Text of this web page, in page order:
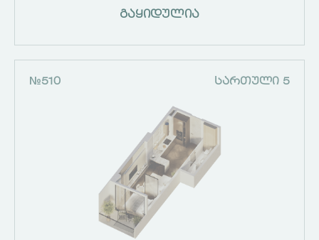
გაყიდულია
№510 ᲡᲐᲠᲗᲣᲚᲘ 5